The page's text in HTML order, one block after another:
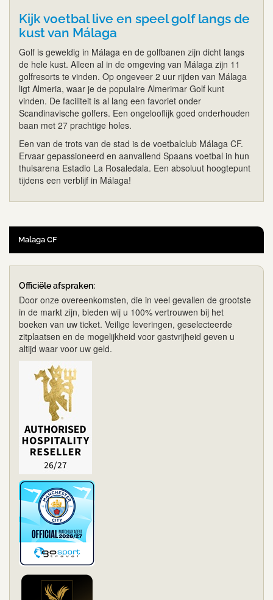
Kijk voetbal live en speel golf langs de
kust van Málaga
Golf is geweldig in Málaga en de golfbanen zijn dicht langs
de hele kust. Alleen al in de omgeving van Málaga zijn 11
golfresorts te vinden. Op ongeveer 2 uur rijden van Málaga
ligt Almeria, waar je de populaire Almerimar Golf kunt
vinden. De faciliteit is al lang een favoriet onder
Scandinavische golfers. Een ongelooflijk goed onderhouden
baan met 27 prachtige holes.
Een van de trots van de stad is de voetbalclub Málaga CF.
Ervaar gepassioneerd en aanvallend Spaans voetbal in hun
thuisarena Estadio La Rosaledala. Een absoluut hoogtepunt
tijdens een verblijf in Málaga!
Malaga CF
Officiële afspraken:
Door onze overeenkomsten, die in veel gevallen de grootste
in de markt zijn, bieden wij u 100% vertrouwen bij het
boeken van uw ticket. Veilige leveringen, geselecteerde
zitplaatsen en de mogelijkheid voor gastvrijheid geven u
altijd waar voor uw geld.